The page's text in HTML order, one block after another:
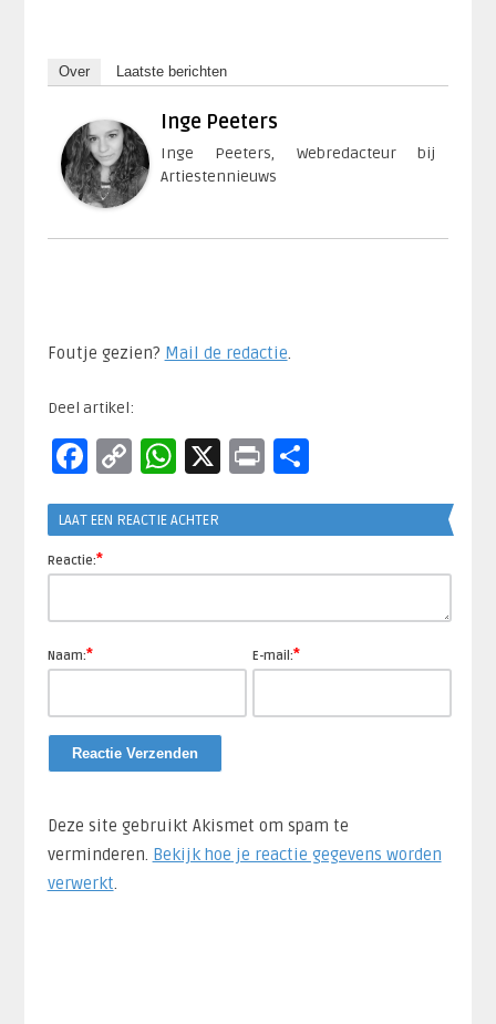
Over Laatste berichten
Inge Peeters
Inge Peeters, Webredacteur bij
Artiestennieuws
Foutje gezien? Mail de redactie.​
Deel artikel:
Facebook
CopyWhatsApp
X PrintDelen
LAAT EEN REACTIE ACHTER
Reactie:*
Naam:* E-mail:*
Deze site gebruikt Akismet om spam te
verminderen. Bekijk hoe je reactie gegevens worden
verwerkt.